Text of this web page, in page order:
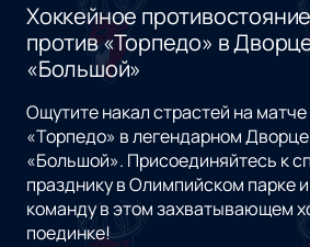
Хоккейное
против «Торпедо» в
«Большой»
Ощутите накал страстей на
«Торпедо» в легендарном
«Большой». Присоединяйтесь к
празднику в Олимпийском парке
команду в этом захватывающем
поединке!